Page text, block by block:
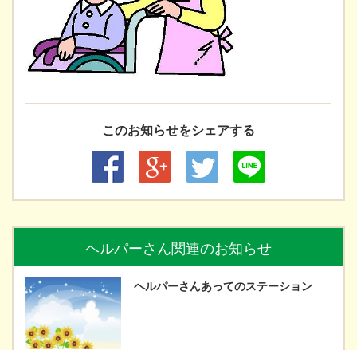
このお知らせをシェアする
ヘルパーさん関連のお知らせ
ヘルパーさんあってのステーション